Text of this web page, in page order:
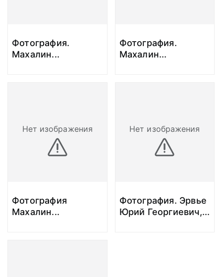
Фотография.
Махалин...
Фотография.
Махалин...
Нет изображения
Фотография
Махалин...
Нет изображения
Фотография. Эрвье
Юрий Георгиевич,...